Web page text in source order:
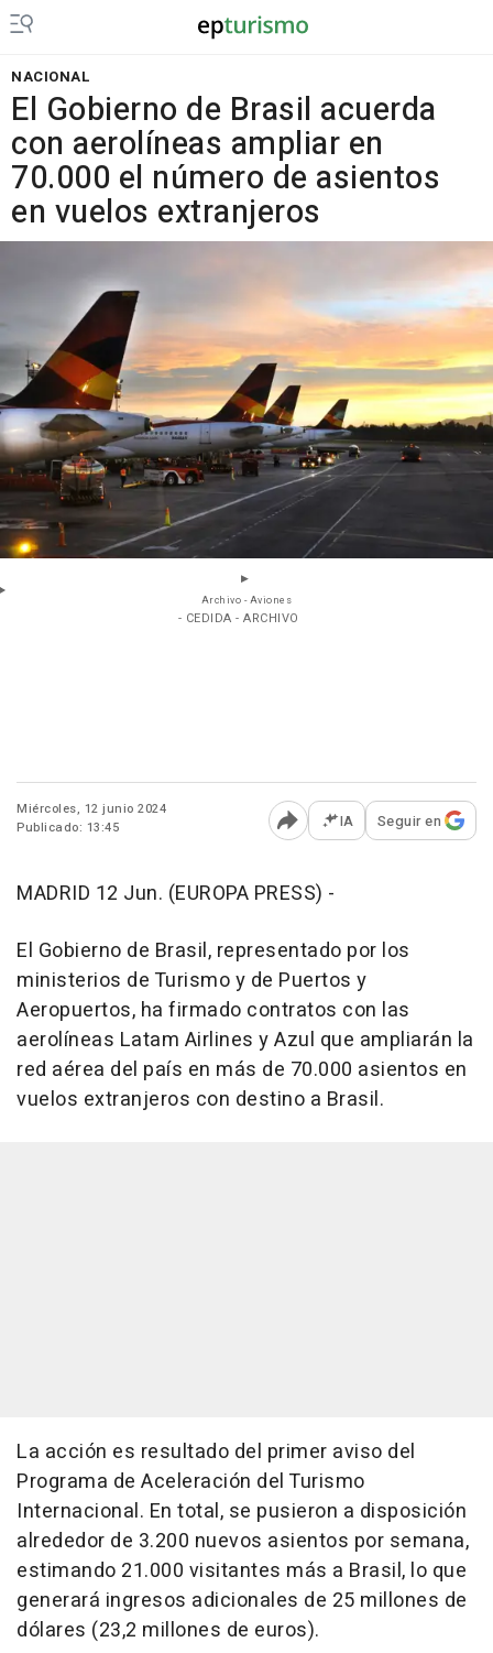
NACIONAL
El Gobierno de Brasil acuerda
con aerolíneas ampliar en
70.000 el número de asientos
en vuelos extranjeros
Archivo - Aviones
- CEDIDA - ARCHIVO
Miércoles, 12 junio 2024
Publicado: 13:45
Abrir opciones para
IA Seguir en
MADRID 12 Jun. (EUROPA PRESS) -
El Gobierno de Brasil, representado por los
ministerios de Turismo y de Puertos y
Aeropuertos, ha firmado contratos con las
aerolíneas Latam Airlines y Azul que ampliarán la
red aérea del país en más de 70.000 asientos en
vuelos extranjeros con destino a Brasil.
La acción es resultado del primer aviso del
Programa de Aceleración del Turismo
Internacional. En total, se pusieron a disposición
alrededor de 3.200 nuevos asientos por semana,
estimando 21.000 visitantes más a Brasil, lo que
generará ingresos adicionales de 25 millones de
dólares (23,2 millones de euros).